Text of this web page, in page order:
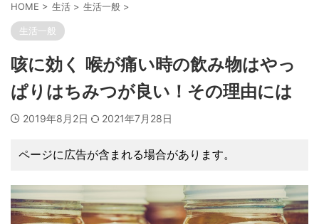
HOME > 生活 > 生活一般 >
生活一般
咳に効く 喉が痛い時の飲み物はやっ
ぱりはちみつが良い！その理由には
2019年8月2日 2021年7月28日
ページに広告が含まれる場合があります。